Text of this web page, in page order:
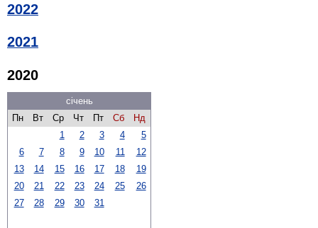
2022
2021
2020
січень
Пн
Вт Ср Чт Пт Сб
Нд
1
2 3 4
5
6
7 8 9 10 11
12
13
14 15 16 17 18
19
20
21 22 23 24 25
26
27
28 29 30 31